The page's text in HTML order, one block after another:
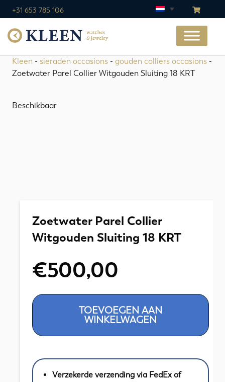
+31 653 785 106
Kleen - sieraden occasions - gouden colliers occasions -
Zoetwater Parel Collier Witgouden Sluiting 18 KRT
Beschikbaar
Zoetwater Parel Collier
Witgouden Sluiting 18 KRT
€500,00
Zoetwater
Collier
Witgouden
18
KRT
TOEVOEGEN AAN
WINKELWAGEN
Verzekerde verzending via FedEx of